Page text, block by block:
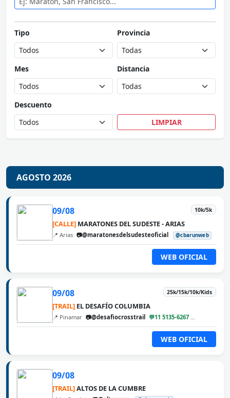
Tipo Provincia
Mes Distancia
Descuento
LIMPIAR
AGOSTO 2026
09/08 10k/5k
[CALLE] MARATONES DEL SUDESTE - ARIAS
📍 Arias 📷@maratonesdelsudesteoficial @cbarunweb
WEB OFICIAL
09/08 25k/15k/10k/Kids
[TRAIL] EL DESAFÍO COLUMBIA
📍 Pinamar 📷@desafiocrosstrail 💬11 5135-6267
WEB OFICIAL
09/08
[TRAIL]ALTOS DE LA CUMBRE